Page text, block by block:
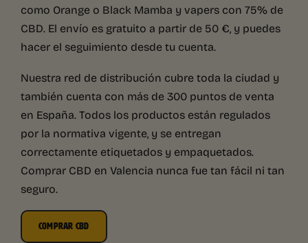
como Orange o Black Mamba y vapers con 75% de
CBD. El envío es gratuito a partir de 50 €, y puedes
hacer el seguimiento desde tu cuenta.
Nuestra red de distribución cubre toda la ciudad y
también cuenta con más de 300 puntos de venta
en España. Todos los productos están regulados
por la normativa vigente, y se entregan
correctamente etiquetados y empaquetados.
Comprar CBD en Valencia nunca fue tan fácil ni tan
seguro.
COMPRAR CBD